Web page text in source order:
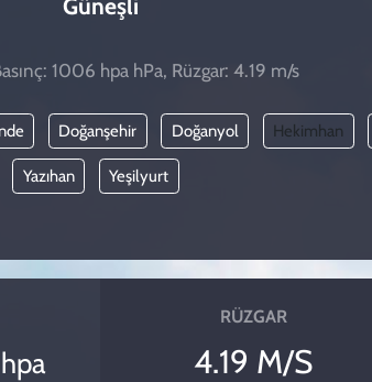
1006 hpa hPa, Rüzgar: 4.19 m/s
Doğanşehir Doğanyol Hekimhan
Yazıhan Yeşilyurt
hpa
RÜZGAR
4.19 M/S